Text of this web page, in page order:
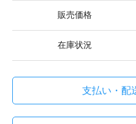
販売価格
在庫状況
支払い・配